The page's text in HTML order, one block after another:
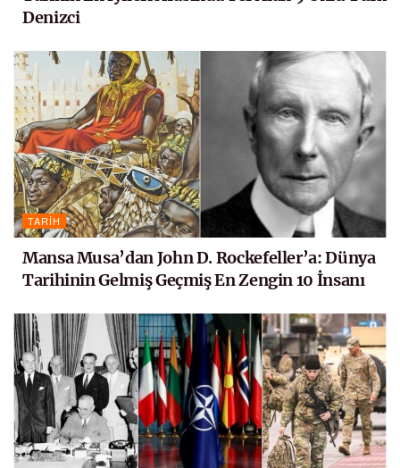
Denizci
TARIH
Mansa Musa’dan John D. Rockefeller’a: Dünya
Tarihinin Gelmiş Geçmiş En Zengin 10 İnsanı